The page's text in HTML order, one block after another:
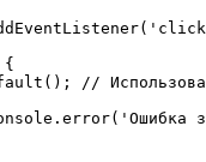
(
{
();
//
. error( 'Ошибка